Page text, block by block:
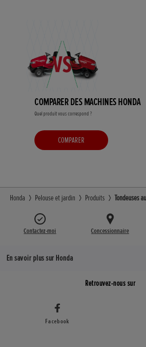
COMPARER DES MACHINES HONDA
Quel produit vous correspond ?
COMPARER
Honda Pelouse et jardin Produits Tondeuses
Contactez-moi Concessionnaire
En savoir plus sur Honda
Retrouvez-nous sur
Facebook